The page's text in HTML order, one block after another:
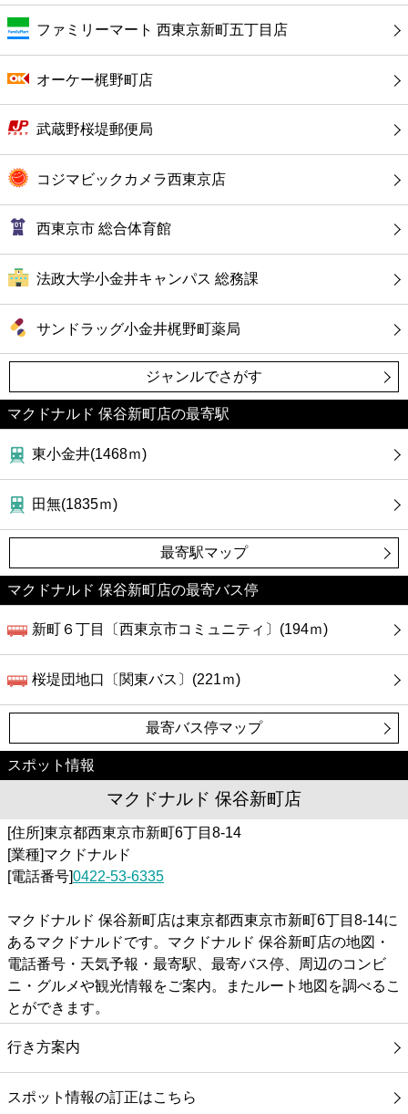
公共
病院
ホテル
ファミリーマート 西東京新町五丁目店
オーケー梶野町店
武蔵野桜堤郵便局
コジマビックカメラ西東京店
西東京市 総合体育館
法政大学小金井キャンパス 総務課
サンドラッグ小金井梶野町薬局
ジャンルでさがす
マクドナルド 保谷新町店の最寄駅
東小金井(1468ｍ)
田無(1835ｍ)
最寄駅マップ
マクドナルド 保谷新町店の最寄バス停
新町６丁目〔西東京市コミュニティ〕(194ｍ)
桜堤団地口〔関東バス〕(221ｍ)
最寄バス停マップ
スポット情報
マクドナルド 保谷新町店
[住所]東京都西東京市新町6丁目8-14
[業種]マクドナルド
[電話番号]0422-53-6335
マクドナルド 保谷新町店は東京都西東京市新町6丁目8-14に
あるマクドナルドです。マクドナルド 保谷新町店の地図・
電話番号・天気予報・最寄駅、最寄バス停、周辺のコンビ
ニ・グルメや観光情報をご案内。またルート地図を調べるこ
とができます。
行き方案内
スポット情報の訂正はこちら